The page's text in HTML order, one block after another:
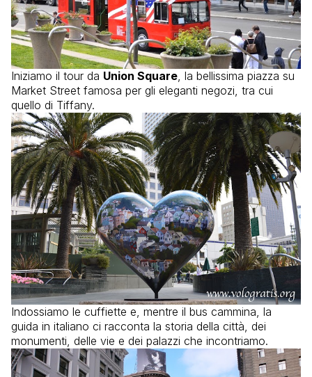
Iniziamo il tour da Union Square , la bellissima piazza su
Market Street famosa per gli eleganti negozi, tra cui
quello di Tiffany.
Indossiamo le cuffiette e, mentre il bus cammina, la
guida in italiano ci racconta la storia della città, dei
monumenti, delle vie e dei palazzi che incontriamo.